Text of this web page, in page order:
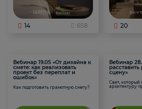
14 658 20
Вебинар 19.05 «От дизайна к
смете: как реализовать
проект без переплат и
ошибок»
Как подготовить грамотную смету?
Вебинар
расставить
сцену»
Свет, который
архитектуру